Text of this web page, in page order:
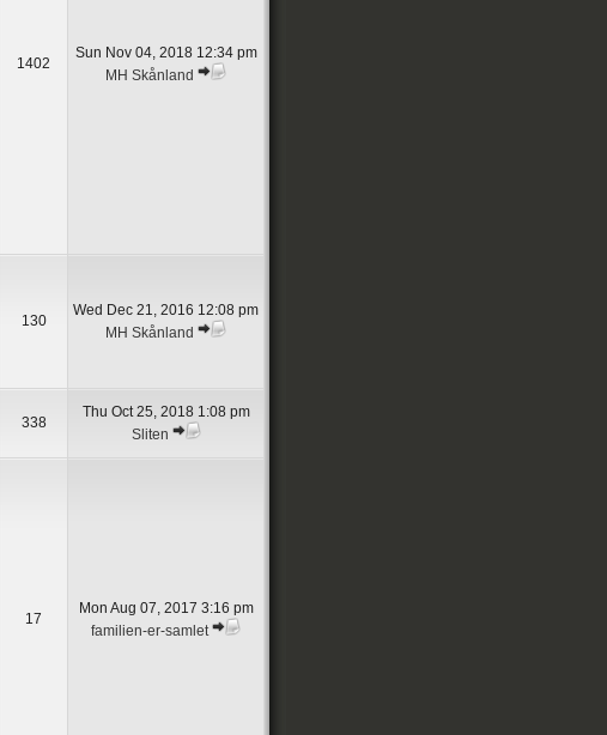
1402
Sun Nov 04, 2018 12:34 pm
MH Skånland
130
Wed Dec 21, 2016 12:08 pm
MH Skånland
338
Thu Oct 25, 2018 1:08 pm
Sliten
17
Mon Aug 07, 2017 3:16 pm
familien-er-samlet